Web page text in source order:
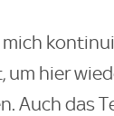
mich
hier
Auch das